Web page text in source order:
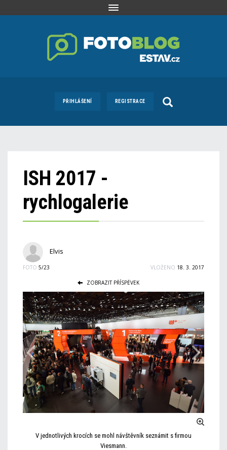
Toggle
PŘIHLÁŠENÍ REGISTRACE
ISH 2017 -
rychlogalerie
Elvis
FOTO 5/23 VLOŽENO 18. 3. 2017
ZOBRAZIT PŘÍSPĚVEK
V jednotlivých krocích se mohl návštěvník seznámit s firmou
Viesmann.